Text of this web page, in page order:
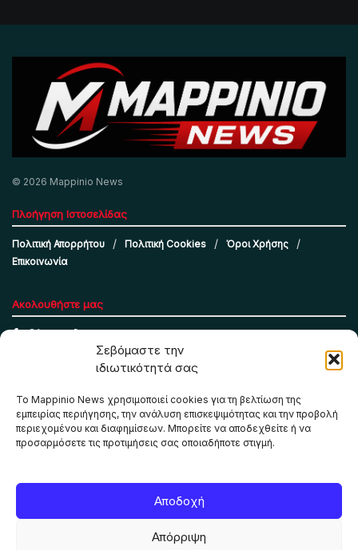
Σεβόμαστε την
ιδιωτικότητά σας
Το Mappinio News χρησιμοποιεί cookies για τη βελτίωση της
εμπειρίας περιήγησης, την ανάλυση επισκεψιμότητας και την προβολή
περιεχομένου και διαφημίσεων. Μπορείτε να αποδεχθείτε ή να
προσαρμόσετε τις προτιμήσεις σας οποιαδήποτε στιγμή.
Αποδοχή
Απόρριψη
© 2026 Mappinio News
Πλοήγηση Ιστοσελίδας
Πολιτική Απορρήτου Πολιτική Cookies
Όροι Χρήσης
Επικοινωνία
Ακολουθήστε μας
Το Mappinio.net χρησιμοποιεί cookies για τη σωστή
λειτουργία της ιστοσελίδας, την ανάλυση επισκεψιμότητας
και την προβολή εξατομικευμένου περιεχομένου. Πατώντας